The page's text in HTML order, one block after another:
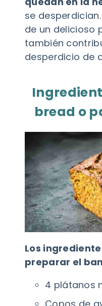
se
de un delicioso
también
desperdicio de
bread o
Los
preparar el
4 plátanos